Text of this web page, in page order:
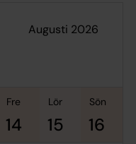
augusti 2026
fre
14
lör
15
sön
16